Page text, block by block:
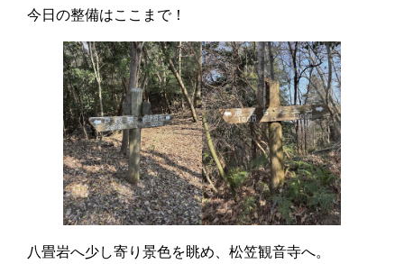
今日の整備はここまで！
八畳岩へ少し寄り景色を眺め、松笠観音寺へ。